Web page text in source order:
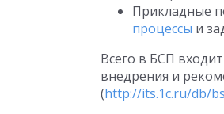
Прикладные
процессы и
Всего в БСП
внедрения и
(http://its.1c.ru/db/